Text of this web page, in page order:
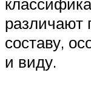
различают
составу,
и виду.